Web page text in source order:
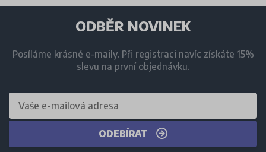
ODBĚR NOVINEK
Posíláme krásné e-maily. Při registraci navíc získáte 15%
slevu na první objednávku.
ODEBÍRAT